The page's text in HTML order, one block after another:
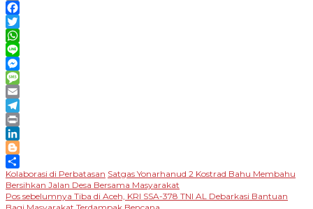
Copy
Link
Facebook
Twitter
WhatsApp
Line
Messenger
Message
Email
Telegram
Print
LinkedIn
Blogger
Share
Kolaborasi di Perbatasan Satgas Yonarhanud 2 Kostrad Bahu Membahu
Bersihkan Jalan Desa Bersama Masyarakat
Navigasi
Pos sebelumnya Tiba di Aceh, KRI SSA-378 TNI AL Debarkasi Bantuan